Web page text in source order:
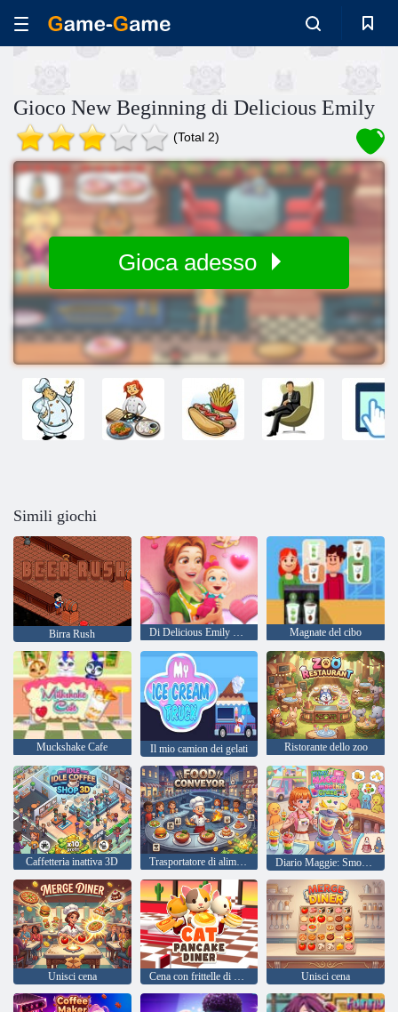
Gioco New Beginning di Delicious Emily
(Total 2)
Gioca adesso
Simili giochi
Birra Rush Di Delicious Emily New Beginning Edizione di San Valentino Magnate del cibo
Muckshake Cafe Il mio camion dei gelati Ristorante dello zoo
Caffetteria inattiva 3D Trasportatore di alimenti Diario Maggie: Smoothie Craze
Unisci cena Cena con frittelle di gatti Unisci cena